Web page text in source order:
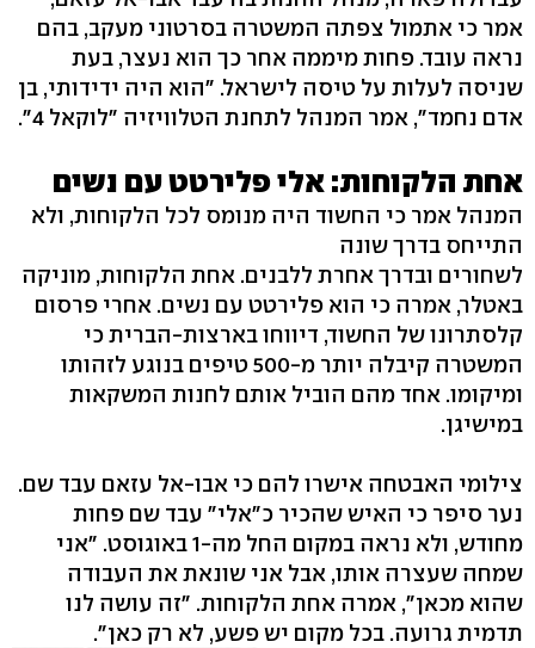
אמר כי אתמול צפתה המשטרה בסרטוני מעקב, בהם
נראה עובד. פחות מיממה אחר כך הוא נעצר, בעת
שניסה לעלות על טיסה לישראל. "הוא היה ידידותי, בן
אדם נחמד", אמר המנהל לתחנת הטלוויזיה "לוקאל 4".
אחת הלקוחות: אלי פלירטט עם נשים
המנהל אמר כי החשוד היה מנומס לכל הלקוחות, ולא
התייחס בדרך שונה
לשחורים ובדרך אחרת ללבנים. אחת הלקוחות, מוניקה
באטלר, אמרה כי הוא פלירטט עם נשים. אחרי פרסום
קלסתרונו של החשוד, דיווחו בארצות-הברית כי
המשטרה קיבלה יותר מ-500 טיפים בנוגע לזהותו
ומיקומו. אחד מהם הוביל אותם לחנות המשקאות
במישיגן.
צילומי האבטחה אישרו להם כי אבו-אל עזאם עבד שם.
נער סיפר כי האיש שהכיר כ"אלי" עבד שם פחות
מחודש, ולא נראה במקום החל מה-1 באוגוסט. "אני
שמחה שעצרה אותו, אבל אני שונאת את העבודה
שהוא מכאן", אמרה אחת הלקוחות. "זה עושה לנו
תדמית גרועה. בכל מקום יש פשע, לא רק כאן".